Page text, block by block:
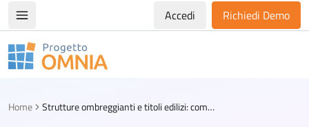
Apri/chiudi menù di navigazioneAccedi Richiedi Demo
Progetto Omnia
Home Strutture ombreggianti e titoli edilizi: come distinguere la pergotenda dal nuovo volume